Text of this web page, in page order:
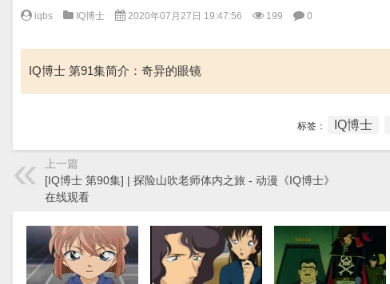
iqbs IQ博士 2020年07月27日 19:47:56 199 0
IQ博士 第91集简介：奇异的眼镜
标签： IQ博士
上一篇
[IQ博士 第90集] | 探险山吹老师体内之旅 - 动漫《IQ博士》
在线观看